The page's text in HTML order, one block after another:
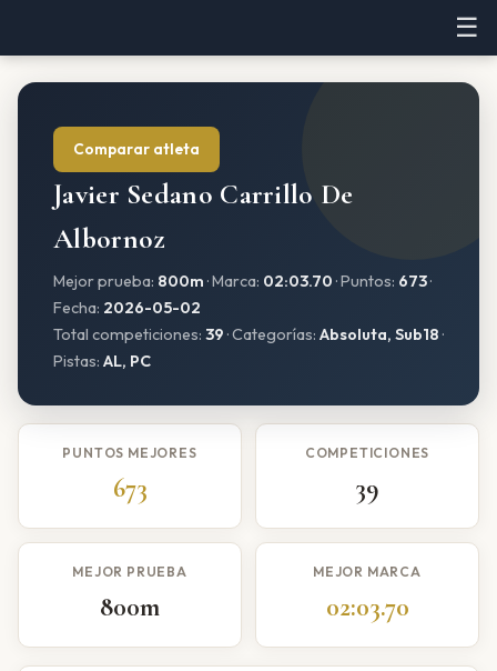
☰
Comparar atleta
Javier Sedano Carrillo De
Albornoz
Mejor prueba: 800m · Marca: 02:03.70 · Puntos: 673·
Fecha: 2026-05-02
Total competiciones: 39 · Categorías: Absoluta, Sub18 ·
Pistas: AL, PC
PUNTOS MEJORES
673
COMPETICIONES
39
MEJOR PRUEBA
800m
MEJOR MARCA
02:03.70